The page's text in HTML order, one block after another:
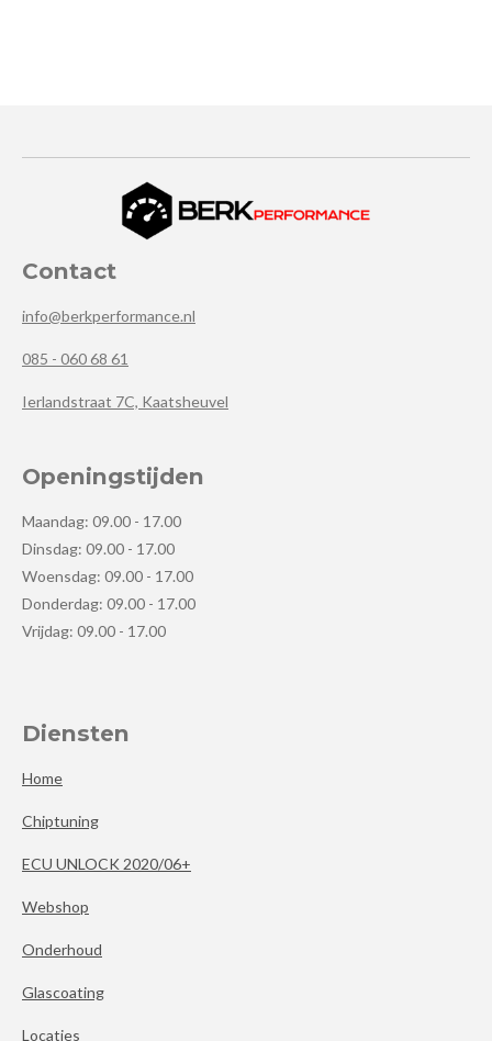
Contact
info@berkperformance.nl
085 - 060 68 61
Ierlandstraat 7C, Kaatsheuvel
Openingstijden
Maandag: 09.00 - 17.00
Dinsdag: 09.00 - 17.00
Woensdag: 09.00 - 17.00
Donderdag: 09.00 - 17.00
Vrijdag: 09.00 - 17.00
Diensten
Home
Chiptuning
ECU UNLOCK 2020/06+
Webshop
Onderhoud
Glascoating
Locaties